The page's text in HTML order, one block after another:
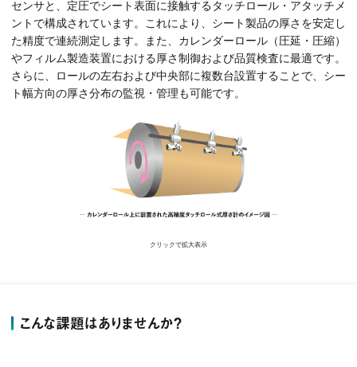
センサと、定圧でシート表面に接触するタッチロール・アタッチメ
ントで構成されています。これにより、シート製品の厚さを安定し
た精度で連続測定します。また、カレンダーロール（圧延・圧縮）
やフィルム製造装置における厚さ制御および品質検査に最適です。
さらに、ロールの左右および中央部に複数台設置することで、シー
ト幅方向の厚さ分布の監視・管理も可能です。
クリックで拡大表示
こんな課題はありませんか？